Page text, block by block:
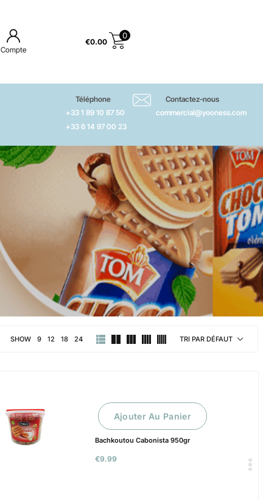
Compte
€0.00
0
Téléphone
+33 1 89 10 87 50
+33 6 14 97 00 23
Contactez-nous
commercial@yooness.com
SHOW 9 12 18 24 TRI PAR DÉFAUT
€9.99
Bachkoutou Cabonista 950gr
Ajouter Au Panier